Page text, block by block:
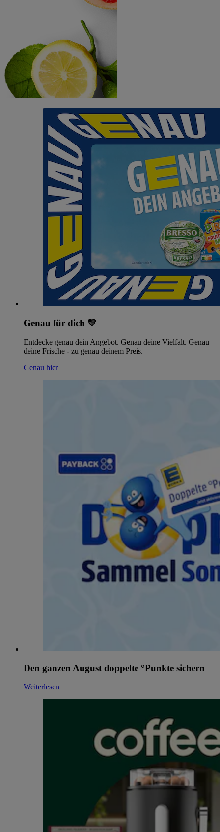
Genau für dich 💛
Entdecke genau dein Angebot. Genau deine Vielfalt. Genau
deine Frische - zu genau deinem Preis.
Genau hier
Den ganzen August doppelte °Punkte sichern
Weiterlesen